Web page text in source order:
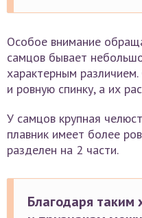
Особое внимание
самцов бывает
характерным
и ровную спинку, а их
У самцов крупная
плавник имеет более
разделен на 2 части.
Благодаря таким